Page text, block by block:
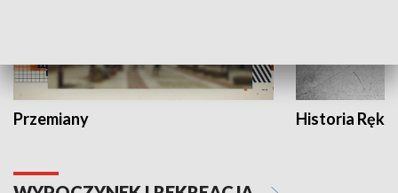
Przemiany Historia Ręką